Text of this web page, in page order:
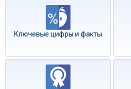
Ключевые цифры и факты